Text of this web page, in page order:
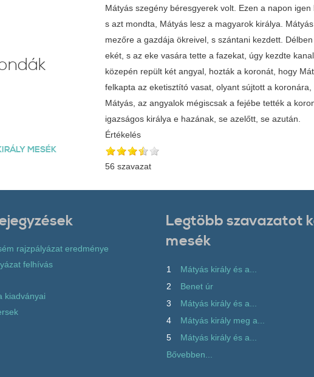
Mátyás szegény béresgyerek volt. Ezen a napon
s azt mondta, Mátyás lesz a magyarok királya.
mezőre a gazdája ökreivel, s szántani kezdett.
ekét, s az eke vasára tette a fazekat, úgy kezdte
közepén repült két angyal, hozták a koronát, hogy
felkapta az eketisztító vasat, olyant sújtott a
Mátyás, az angyalok mégiscsak a fejébe tették a
igazságos királya e hazának, se azelőtt, se azután.
Értékelés
56 szavazat
MESÉK
rajzpályázat eredménye
felhívás
kiadványai
Legtöbb szavazatot
mesék
1
Mátyás király és a...
2
Benet úr
3
Mátyás király és a...
4
Mátyás király meg a...
5
Mátyás király és a...
Bővebben...